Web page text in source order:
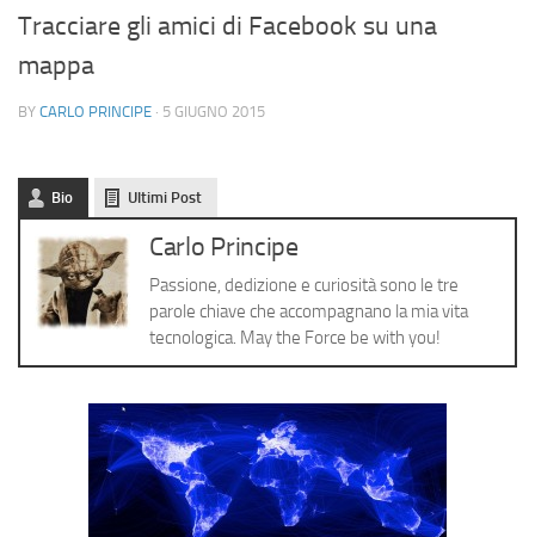
Cellulari
Gadget
Recensioni
Privacy
Cerca
Tracciare gli amici di Facebook su una
mappa
BY CARLO PRINCIPE · 5 GIUGNO 2015
Bio Ultimi Post
Carlo Principe
Passione, dedizione e curiosità sono le tre
parole chiave che accompagnano la mia vita
tecnologica. May the Force be with you!